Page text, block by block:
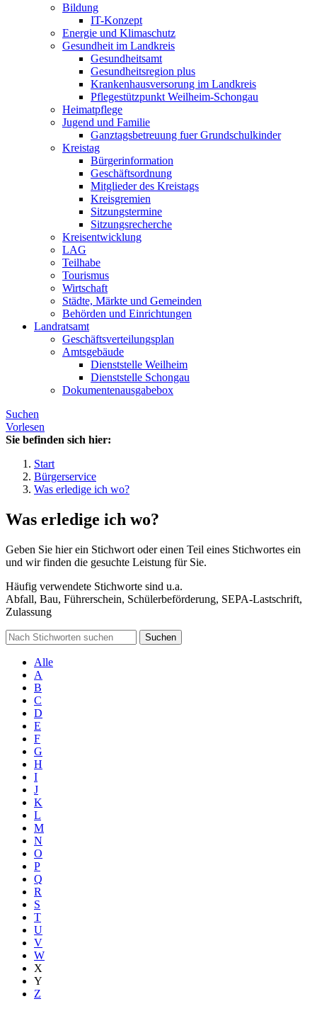
Bildung
IT-Konzept
Energie und Klimaschutz
Gesundheit im Landkreis
Gesundheitsamt
Gesundheitsregion plus
Krankenhausversorung im Landkreis
Pflegestützpunkt Weilheim-Schongau
Heimatpflege
Jugend und Familie
Ganztagsbetreuung fuer Grundschulkinder
Kreistag
Bürgerinformation
Geschäftsordnung
Mitglieder des Kreistags
Kreisgremien
Sitzungstermine
Sitzungsrecherche
Kreisentwicklung
LAG
Teilhabe
Tourismus
Wirtschaft
Städte, Märkte und Gemeinden
Behörden und Einrichtungen
Landratsamt
Geschäftsverteilungsplan
Amtsgebäude
Dienststelle Weilheim
Dienststelle Schongau
Dokumentenausgabebox
Suchen
Vorlesen
Sie befinden sich hier:
Start
Bürgerservice
Was erledige ich wo?
Was erledige ich wo?
Geben Sie hier ein Stichwort oder einen Teil eines Stichwortes ein
und wir finden die gesuchte Leistung für Sie.
Häufig verwendete Stichworte sind u.a.
Abfall, Bau, Führerschein, Schülerbeförderung, SEPA-Lastschrift,
Zulassung
Suchen
Alle
A
B
C
D
E
F
G
H
I
J
K
L
M
N
O
P
Q
R
S
T
U
V
W
X
Y
Z